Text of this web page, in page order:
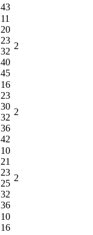
43
11
20
23
32
40
45
2
16
23
30
32
36
42
2
10
21
23
25
32
36
2
10
16